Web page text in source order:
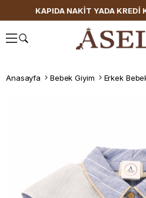
KAPIDA NAKİT YADA KREDİ
Anasayfa Bebek Giyim Erkek